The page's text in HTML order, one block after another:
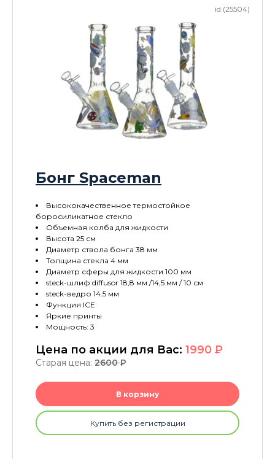
id (25504)
Бонг Spaceman
Высококачественное термостойкое
боросиликатное стекло
Объемная колба для жидкости
Высота 25 см
Диаметр ствола бонга 38 мм
Толщина стекла 4 мм
Диаметр сферы для жидкости 100 мм
steck-шлиф diffusor 18,8 мм /14,5 мм / 10 см
steck-ведро 14.5 мм
Функция ICE
Яркие принты
Мощность: 3
Цена по акции для Вас: 1990 P
Старая цена: 2600P
В корзину
Купить без регистрации